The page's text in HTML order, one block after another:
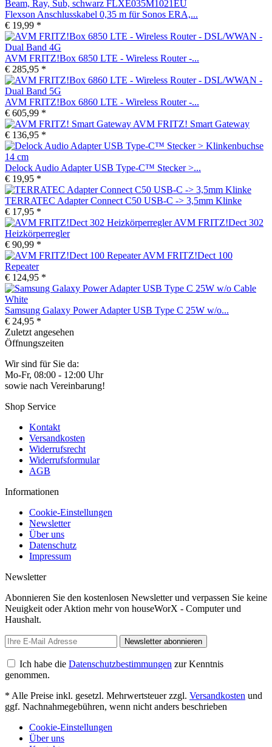
Flexson Anschlusskabel 0,35 m für Sonos ERA,...
€ 19,99 *
AVM FRITZ!Box 6850 LTE - Wireless Router -...
€ 285,95 *
AVM FRITZ!Box 6860 LTE - Wireless Router -...
€ 605,99 *
AVM FRITZ! Smart Gateway
€ 136,95 *
Delock Audio Adapter USB Type-C™ Stecker >...
€ 19,95 *
TERRATEC Adapter Connect C50 USB-C -> 3,5mm Klinke
€ 17,95 *
AVM FRITZ!Dect 302
Heizkörperregler
€ 90,99 *
AVM FRITZ!Dect 100
Repeater
€ 124,95 *
Samsung Galaxy Power Adapter USB Type C 25W w/o...
€ 24,95 *
Zuletzt angesehen
Öffnungszeiten
Wir sind für Sie da:
Mo-Fr, 08:00 - 12:00 Uhr
sowie nach Vereinbarung!
Shop Service
Kontakt
Versandkosten
Widerrufsrecht
Widerrufsformular
AGB
Informationen
Cookie-Einstellungen
Newsletter
Über uns
Datenschutz
Impressum
Newsletter
Abonnieren Sie den kostenlosen Newsletter und verpassen Sie keine
Neuigkeit oder Aktion mehr von houseWorX - Computer und
Haushalt.
Newsletter abonnieren
Ich habe die Datenschutzbestimmungen zur Kenntnis
genommen.
* Alle Preise inkl. gesetzl. Mehrwertsteuer zzgl. Versandkosten und
ggf. Nachnahmegebühren, wenn nicht anders beschrieben
Cookie-Einstellungen
Über uns